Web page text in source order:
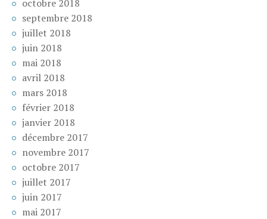
octobre 2018
septembre 2018
juillet 2018
juin 2018
mai 2018
avril 2018
mars 2018
février 2018
janvier 2018
décembre 2017
novembre 2017
octobre 2017
juillet 2017
juin 2017
mai 2017